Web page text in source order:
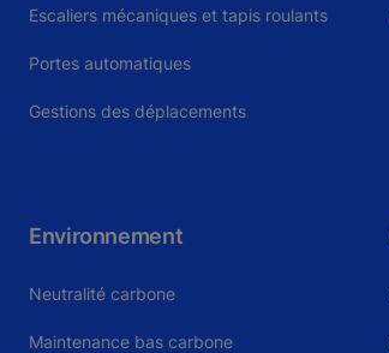
Escaliers mécaniques et tapis roulants
Portes automatiques
Gestions des déplacements
Environnement
Neutralité carbone
Maintenance bas carbone